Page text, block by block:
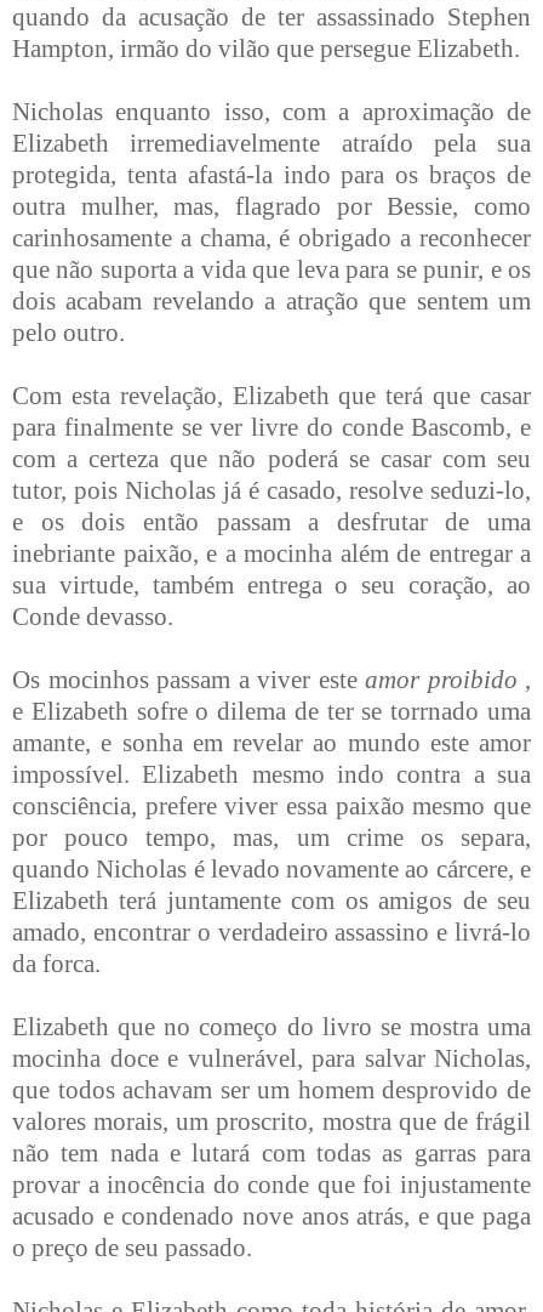
quando da acusação de ter assassinado Stephen
Hampton, irmão do vilão que persegue Elizabeth.
Nicholas enquanto isso, com a aproximação de
Elizabeth irremediavelmente atraído pela sua
protegida, tenta afastá-la indo para os braços de
outra mulher, mas, flagrado por Bessie, como
carinhosamente a chama, é obrigado a reconhecer
que não suporta a vida que leva para se punir, e os
dois acabam revelando a atração que sentem um
pelo outro.
Com esta revelação, Elizabeth que terá que casar
para finalmente se ver livre do conde Bascomb, e
com a certeza que não poderá se casar com seu
tutor, pois Nicholas já é casado, resolve seduzi-lo,
e os dois então passam a desfrutar de uma
inebriante paixão, e a mocinha além de entregar a
sua virtude, também entrega o seu coração, ao
Conde devasso.
Os mocinhos passam a viver este amor proibido ,
e Elizabeth sofre o dilema de ter se torrnado uma
amante, e sonha em revelar ao mundo este amor
impossível. Elizabeth mesmo indo contra a sua
consciência, prefere viver essa paixão mesmo que
por pouco tempo, mas, um crime os separa,
quando Nicholas é levado novamente ao cárcere, e
Elizabeth terá juntamente com os amigos de seu
amado, encontrar o verdadeiro assassino e livrá-lo
da forca.
Elizabeth que no começo do livro se mostra uma
mocinha doce e vulnerável, para salvar Nicholas,
que todos achavam ser um homem desprovido de
valores morais, um proscrito, mostra que de frágil
não tem nada e lutará com todas as garras para
provar a inocência do conde que foi injustamente
acusado e condenado nove anos atrás, e que paga
o preço de seu passado.